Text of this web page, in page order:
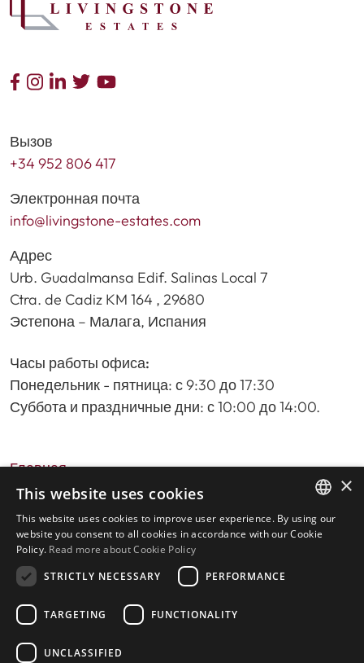
Вызов
+34 952 806 417
Электронная почта
info@livingstone-estates.com
Адрес
Urb. Guadalmansa Edif. Salinas Local 7
Ctra. de Cadiz KM 164 , 29680
Эстепона – Малага, Испания
Часы работы офиса:
Понедельник - пятница: с 9:30 до 17:30
Суббота и праздничные дни: с 10:00 до 14:00.
Главная
Поиск недвижимости
Пожалуйста, оставьте отзыв о нас
политика конфиденциальности
Политика использования файлов cookie
© 2026
ENGLISH
×
This website uses cookies
This website uses cookies to improve user experience. By using our
website you consent to all cookies in accordance with our Cookie
Policy. Read more about Cookie Policy
STRICTLY NECESSARY
PERFORMANCE
TARGETING FUNCTIONALITY
UNCLASSIFIED